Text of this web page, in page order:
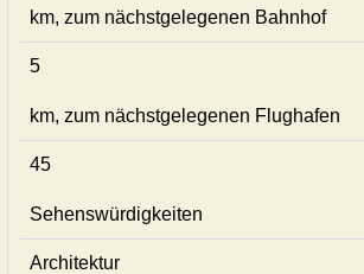
km, zum nächstgelegenen Bahnhof
5
km, zum nächstgelegenen Flughafen
45
Sehenswürdigkeiten
Architektur